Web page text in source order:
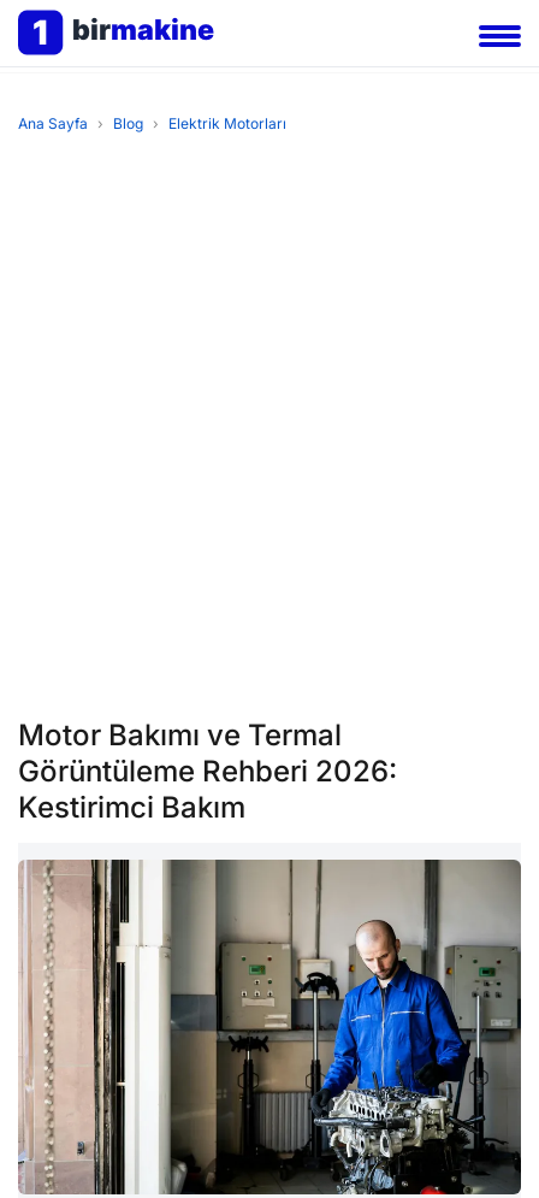
1 birmakine
Ana Sayfa › Blog › Elektrik Motorları
Motor Bakımı ve Termal
Görüntüleme Rehberi 2026:
Kestirimci Bakım